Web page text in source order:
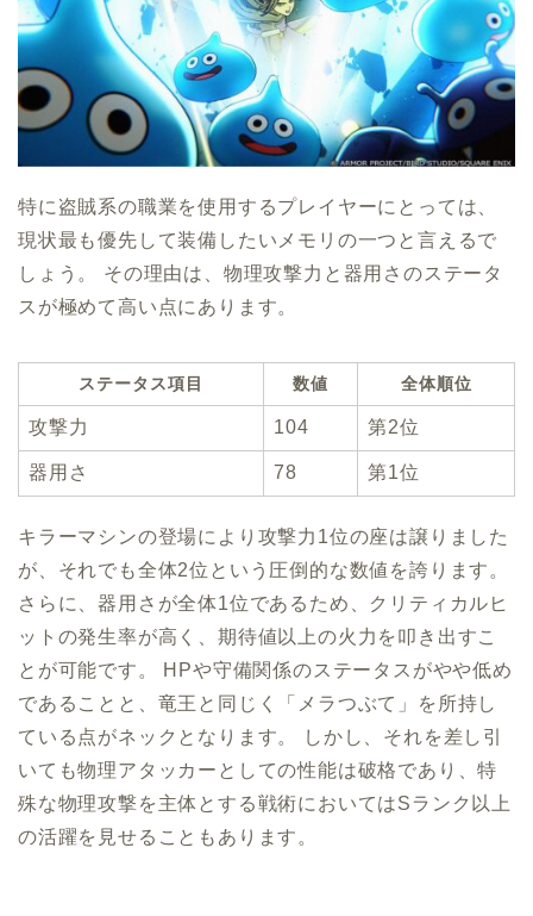
特に盗賊系の職業を使用するプレイヤーにとっては、
現状最も優先して装備したいメモリの一つと言えるで
しょう。 その理由は、物理攻撃力と器用さのステータ
スが極めて高い点にあります。
ステータス項目 数値 全体順位
攻撃力 104 第2位
器用さ 78 第1位
キラーマシンの登場により攻撃力1位の座は譲りました
が、それでも全体2位という圧倒的な数値を誇ります。
さらに、器用さが全体1位であるため、クリティカルヒ
ットの発生率が高く、期待値以上の火力を叩き出すこ
とが可能です。 HPや守備関係のステータスがやや低め
であることと、竜王と同じく「メラつぶて」を所持し
ている点がネックとなります。 しかし、それを差し引
いても物理アタッカーとしての性能は破格であり、特
殊な物理攻撃を主体とする戦術においてはSランク以上
の活躍を見せることもあります。